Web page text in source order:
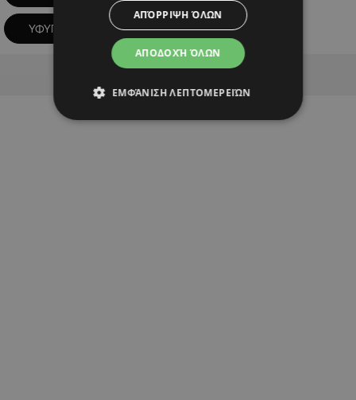
ΥΦΥΠΟΥΡΓΟΣ ΕΥΡΩΠΑΪΚΩΝ ΘΕΜΑΤΩΝ
Advertisement
ΑΠΟΔΟΧΉ ΌΛΩΝ
ΑΠΌΡΡΙΨΗ ΌΛΩΝ
ΕΜΦΆΝΙΣΗ ΛΕΠΤΟΜΕΡΕΙΏΝ